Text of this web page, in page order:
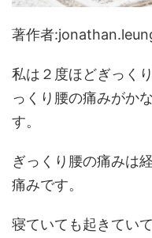
著作者
私は２度ほどぎっく
っくり腰の痛みがか
す。
ぎっくり腰の痛みは
痛みです。
寝ていても起きてい